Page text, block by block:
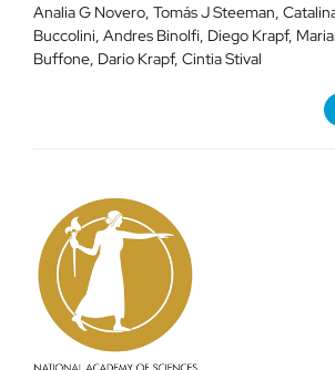
Analia G Novero, Tomás J Steeman,
Buccolini, Andres Binolfi, Diego Krapf,
Buffone, Dario Krapf, Cintia Stival